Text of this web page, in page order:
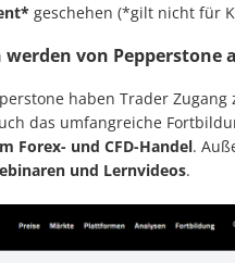
geschehen (*gilt nicht für
von Pepperstone
haben Trader
das umfangreiche
Forex- und CFD-Handel.
und Lernvideos.